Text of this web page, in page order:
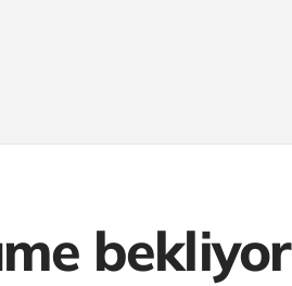
bekliyor